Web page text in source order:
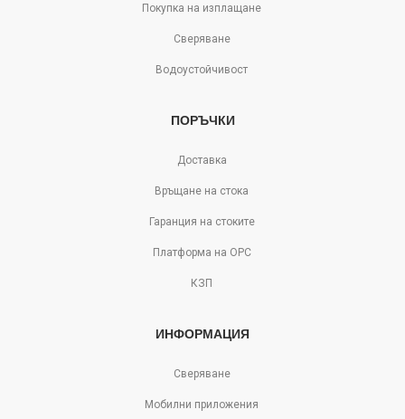
Покупка на изплащане
Сверяване
Водоустойчивост
ПОРЪЧКИ
Доставка
Връщане на стока
Гаранция на стоките
Платформа на ОРС
КЗП
ИНФОРМАЦИЯ
Сверяване
Мобилни приложения